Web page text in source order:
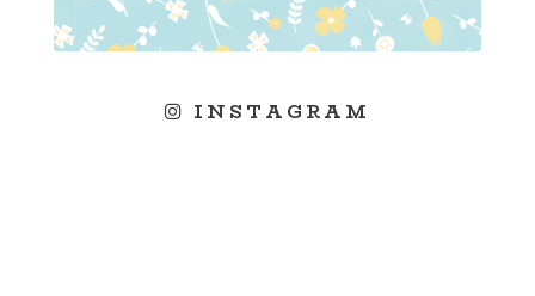
INSTAGRAM